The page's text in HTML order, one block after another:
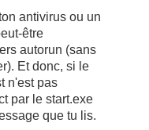
antivirus ou un
être
autorun (sans
Et donc, si le
n'est pas
par le start.exe
que tu lis.